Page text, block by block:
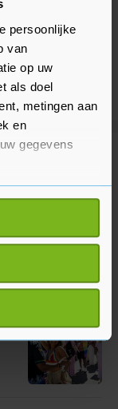
persoonlijke
van
op uw
als doel
metingen aan
en
gegevens
kan zijn
actief te
(fingerprinting)
worden
of